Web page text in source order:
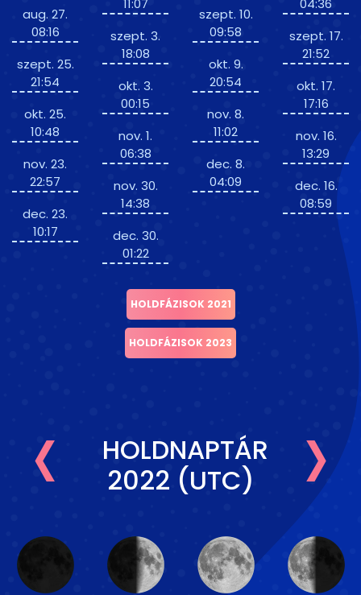
aug. 27.
08:16
szept. 25.
21:54
okt. 25.
10:48
nov. 23.
22:57
dec. 23.
10:17
11:07
szept. 3.
18:08
okt. 3.
00:15
nov. 1.
06:38
nov. 30.
14:38
dec. 30.
01:22
szept. 10.
09:58
okt. 9.
20:54
nov. 8.
11:02
dec. 8.
04:09
04:36
szept. 17.
21:52
okt. 17.
17:16
nov. 16.
13:29
dec. 16.
08:59
HOLDFÁZISOK 2021
HOLDFÁZISOK 2023
‹
HOLDNAPTÁR
2022 (UTC)
›